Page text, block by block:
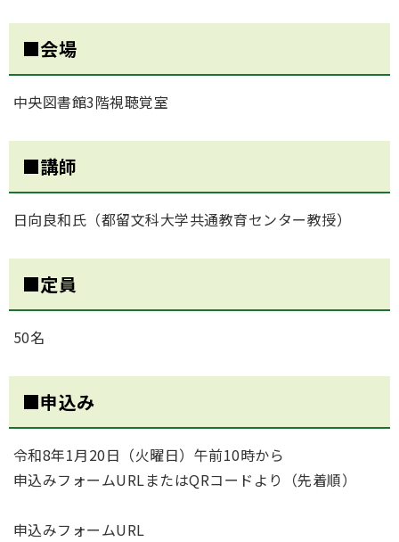
■会場
中央図書館3階視聴覚室
■講師
日向良和氏（都留文科大学共通教育センター教授）
■定員
50名
■申込み
令和8年1月20日（火曜日）午前10時から
申込みフォームURLまたはQRコードより（先着順）
申込みフォームURL